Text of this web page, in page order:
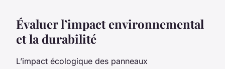
Évaluer l’impact environnemental
et la durabilité
L’impact écologique des panneaux